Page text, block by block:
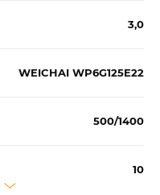
3,0
WEICHAI WP6G125E22
500/1400
10